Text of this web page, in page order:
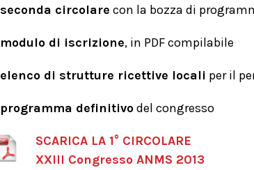
seconda circolare con la bozza di
modulo di iscrizione, in PDF compilabile
elenco di strutture ricettive locali per il
programma definitivodel congresso
SCARICA LA 1° CIRCOLARE
XXIII Congresso ANMS 2013